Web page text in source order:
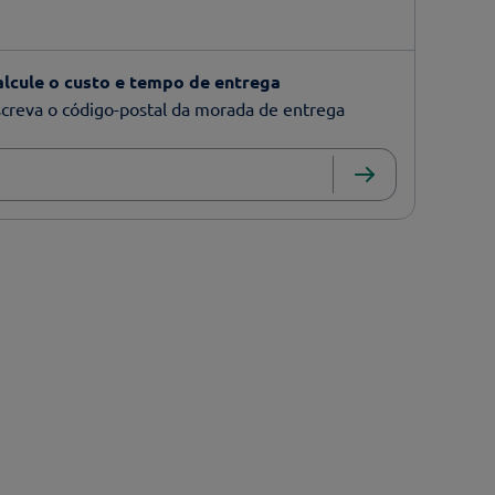
o custo e tempo de entrega
o código-postal da morada de entrega